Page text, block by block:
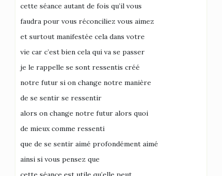
cette séance autant de fois qu’il vous
faudra pour vous réconciliez vous aimez
et surtout manifestée cela dans votre
vie car c’est bien cela qui va se passer
je le rappelle se sont ressentis créé
notre futur si on change notre manière
de se sentir se ressentir
alors on change notre futur alors quoi
de mieux comme ressenti
que de se sentir aimé profondément aimé
ainsi si vous pensez que